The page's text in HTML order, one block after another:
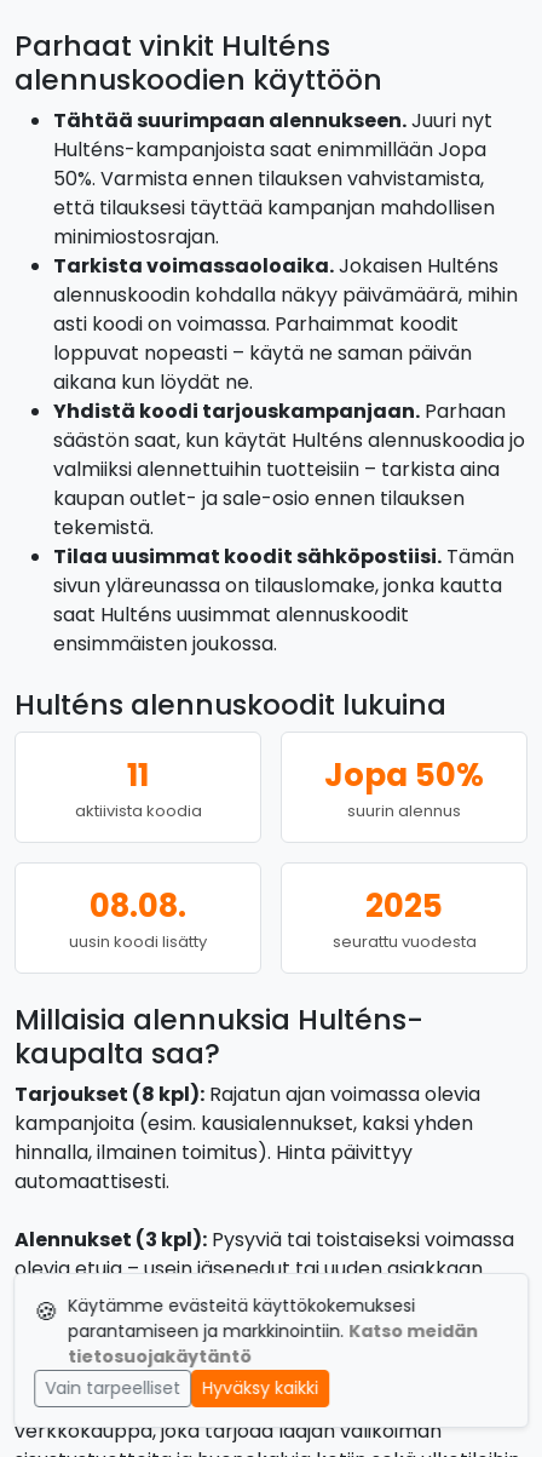
🍪 Käytämme evästeitä käyttökokemuksesi
parantamiseen ja markkinointiin. Katso meidän
tietosuojakäytäntö
Vain tarpeelliset
Hyväksy kaikki
Parhaat vinkit Hulténs
alennuskoodien käyttöön
Tähtää suurimpaan alennukseen.Juuri nyt
Hulténs-kampanjoista saat enimmillään Jopa
50%. Varmista ennen tilauksen vahvistamista,
että tilauksesi täyttää kampanjan mahdollisen
minimiostosrajan.
Tarkista voimassaoloaika.Jokaisen Hulténs
alennuskoodin kohdalla näkyy päivämäärä, mihin
asti koodi on voimassa. Parhaimmat koodit
loppuvat nopeasti – käytä ne saman päivän
aikana kun löydät ne.
Yhdistä koodi tarjouskampanjaan. Parhaan
säästön saat, kun käytät Hulténs alennuskoodia jo
valmiiksi alennettuihin tuotteisiin – tarkista aina
kaupan outlet- ja sale-osio ennen tilauksen
tekemistä.
Tilaa uusimmat koodit sähköpostiisi. Tämän
sivun yläreunassa on tilauslomake, jonka kautta
saat Hulténs uusimmat alennuskoodit
ensimmäisten joukossa.
Hulténs alennuskoodit lukuina
11
aktiivista koodia
Jopa 50%
suurin alennus
08.08.
uusin koodi lisätty
2025
seurattu vuodesta
Millaisia alennuksia Hulténs-
kaupalta saa?
Tarjoukset (8 kpl): Rajatun ajan voimassa olevia
kampanjoita (esim. kausialennukset, kaksi yhden
hinnalla, ilmainen toimitus). Hinta päivittyy
automaattisesti.
Alennukset (3 kpl): Pysyviä tai toistaiseksi voimassa
olevia etuja – usein jäsenedut tai uuden asiakkaan
tervetuliaisalennus.
Tietoa kaupasta Hulténs
Hulténson ruotsalainen huonekaluliike ja
verkkokauppa, joka tarjoaa laajan valikoiman